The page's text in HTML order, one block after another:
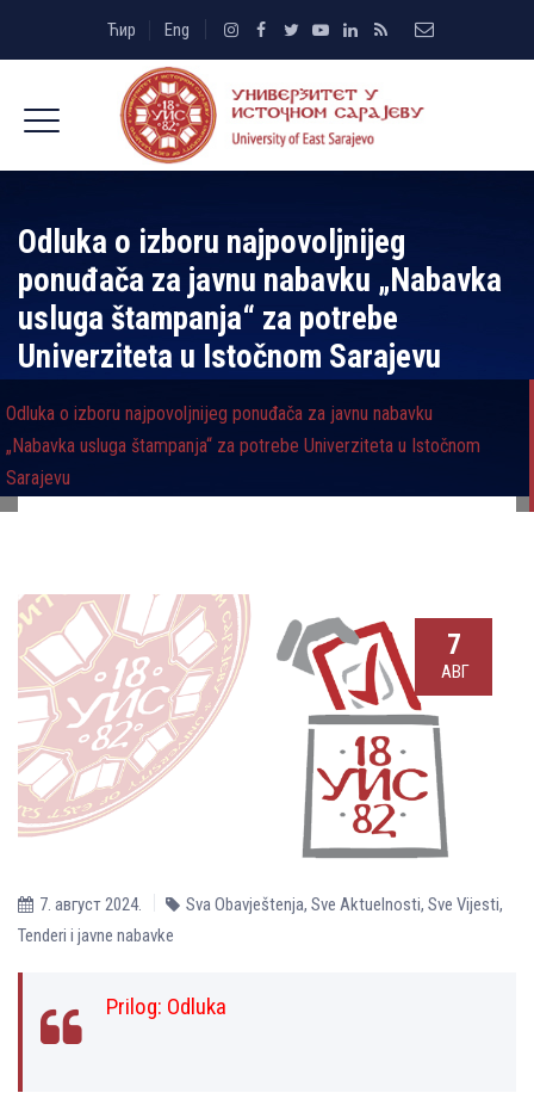
Ћир Eng
Odluka o izboru najpovoljnijeg
ponuđača za javnu nabavku „Nabavka
usluga štampanja“ za potrebe
Univerziteta u Istočnom Sarajevu
Odluka o izboru najpovoljnijeg ponuđača za javnu nabavku
„Nabavka usluga štampanja“ za potrebe Univerziteta u Istočnom
Sarajevu
7
АВГ
7. август 2024. Sva Obavještenja, Sve Aktuelnosti, Sve Vijesti,
Tenderi i javne nabavke
Prilog: Odluka